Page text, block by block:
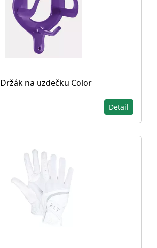
Držák na uzdečku Color
Detail